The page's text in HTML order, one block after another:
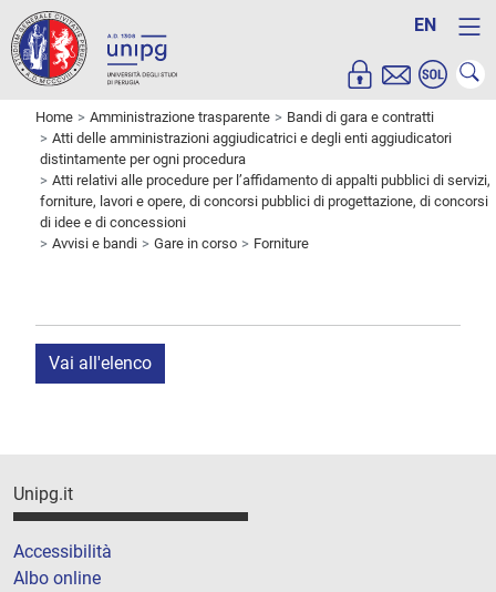
EN
Home Amministrazione trasparente
Bandi di gara e contratti
Atti delle amministrazioni aggiudicatrici e degli enti aggiudicatori
distintamente per ogni procedura
Atti relativi alle procedure per l’affidamento di appalti pubblici di servizi,
forniture, lavori e opere, di concorsi pubblici di progettazione, di concorsi
di idee e di concessioni
Avvisi e bandi
Gare in corso Forniture
Vai all'elenco
Unipg.it
Accessibilità
Albo online